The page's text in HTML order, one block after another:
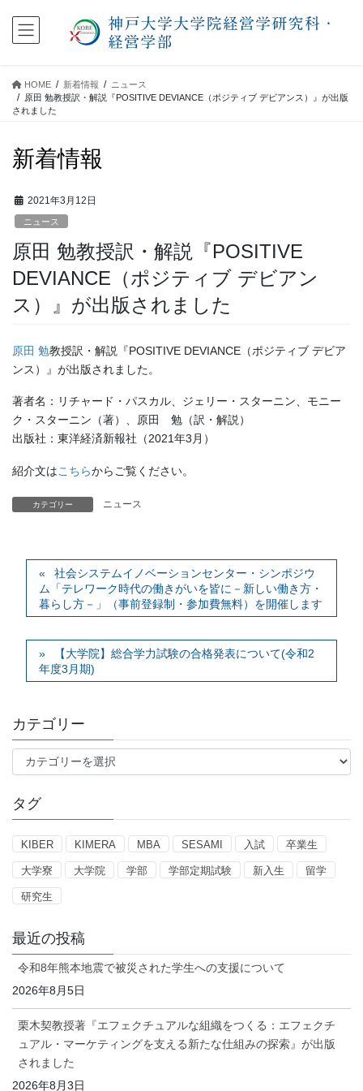
HOME 新着情報
ニュース
原田 勉教授訳・解説『POSITIVE DEVIANCE（ポジティブ デビアンス）』が出版
されました
新着情報
2021年3月12日
ニュース
原田 勉教授訳・解説『POSITIVE
DEVIANCE（ポジティブ デビアン
ス）』が出版されました
原田 勉教授訳・解説『POSITIVE DEVIANCE（ポジティブ デビア
ンス）』が出版されました。
著者名：リチャード・パスカル、ジェリー・スターニン、モニー
ク・スターニン（著）、原田 勉（訳・解説）
出版社：東洋経済新報社（2021年3月）
紹介文はこちらからご覧ください。
カテゴリー ニュース
社会システムイノベーションセンター・シンポジウ
ム「テレワーク時代の働きがいを皆に－新しい働き方・
暮らし方－」（事前登録制・参加費無料）を開催します
【大学院】総合学力試験の合格発表について(令和2
年度3月期)
カテゴリー
テ
リ
ー
タグ
KIBER KIMERA MBA SESAMI 入試 卒業生
大学寮 大学院 学部 学部定期試験 新入生 留学
研究生
最近の投稿
令和8年熊本地震で被災された学生への支援について
2026年8月5日
栗木契教授著『エフェクチュアルな組織をつくる：エフェクチ
ュアル・マーケティングを支える新たな仕組みの探索』が出版
されました
2026年8月3日